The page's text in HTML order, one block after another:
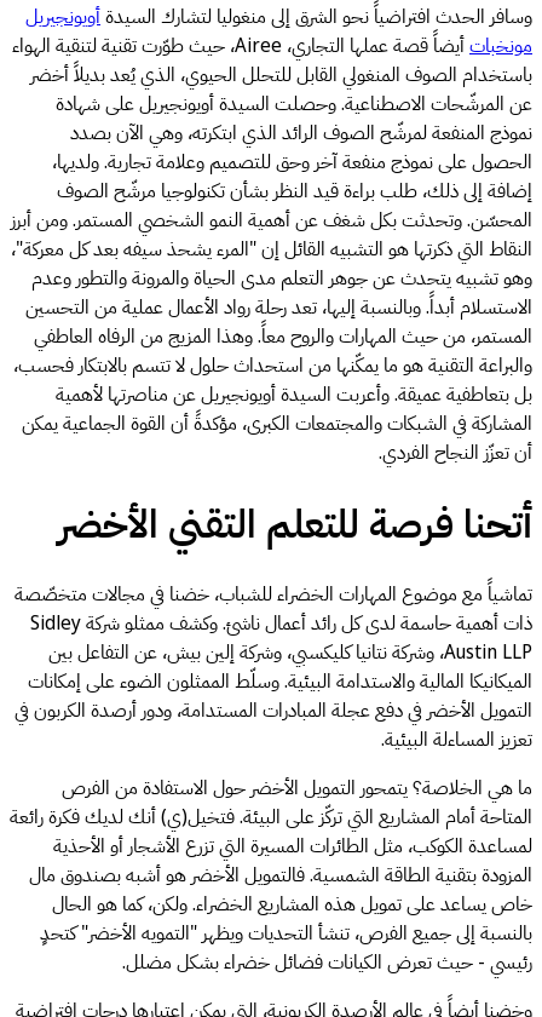
وسافر الحدث افتراضياً نحو الشرق إلى منغوليا لتشارك السيدةأويونجيريل
مونخبات
أيضاً قصة عملها التجاري، Airee، حيث طوّرت تقنية لتنقية الهواء
باستخدام الصوف المنغولي القابل للتحلل الحيوي، الذي يُعد بديلاً أخضر
عن المرشّحات الاصطناعية. وحصلت السيدة أويونجيريل على شهادة
نموذج المنفعة لمرشّح الصوف الرائد الذي ابتكرته، وهي الآن بصدد
الحصول على نموذج منفعة آخر وحق للتصميم وعلامة تجارية. ولديها،
إضافة إلى ذلك، طلب براءة قيد النظر بشأن تكنولوجيا مرشّح الصوف
المحسّن. وتحدثت بكل شغف عن أهمية النمو الشخصي المستمر. ومن أبرز
النقاط التي ذكرتها هو التشبيه القائل إن "المرء يشحذ سيفه بعد كل معركة"،
وهو تشبيه يتحدث عن جوهر التعلم مدى الحياة والمرونة والتطور وعدم
الاستسلام أبداً. وبالنسبة إليها، تعد رحلة رواد الأعمال عملية من التحسين
المستمر، من حيث المهارات والروح معاً. وهذا المزيج من الرفاه العاطفي
والبراعة التقنية هو ما يمكّنها من استحداث حلول لا تتسم بالابتكار فحسب،
بل بتعاطفية عميقة. وأعربت السيدة أويونجيريل عن مناصرتها لأهمية
المشاركة في الشبكات والمجتمعات الكبرى، مؤكدةً أن القوة الجماعية يمكن
أن تعزّز النجاح الفردي.
أتحنا فرصة للتعلم التقني الأخضر
تماشياً مع موضوع المهارات الخضراء للشباب، خضنا في مجالات متخصّصة
ذات أهمية حاسمة لدى كل رائد أعمال ناشئ. وكشف ممثلو شركة Sidley
Austin LLP، وشركة نتانيا كليكسبي، وشركة إلين بيش، عن التفاعل بين
الميكانيكا المالية والاستدامة البيئية. وسلّط الممثلون الضوء على إمكانات
التمويل الأخضر في دفع عجلة المبادرات المستدامة، ودور أرصدة الكربون في
تعزيز المساءلة البيئية.
ما هي الخلاصة؟ يتمحور التمويل الأخضر حول الاستفادة من الفرص
المتاحة أمام المشاريع التي تركّز على البيئة. فتخيل(ي) أنك لديك فكرة رائعة
لمساعدة الكوكب، مثل الطائرات المسيرة التي تزرع الأشجار أو الأحذية
المزودة بتقنية الطاقة الشمسية. فالتمويل الأخضر هو أشبه بصندوق مال
خاص يساعد على تمويل هذه المشاريع الخضراء. ولكن، كما هو الحال
بالنسبة إلى جميع الفرص، تنشأ التحديات ويظهر "التمويه الأخضر" كتحدٍ
رئيسي - حيث تعرض الكيانات فضائل خضراء بشكل مضلل.
وخضنا أيضاً في عالم الأرصدة الكربونية، التي يمكن اعتبارها درجات افتراضية